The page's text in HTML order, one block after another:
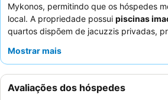
Mykonos, permitindo que os hóspedes
local. A propriedade possui piscinas
quartos dispõem de jacuzzis privadas,
serviço excecional
experiência melhorada, considere
vistas deslumbrantes para o mar
Mostrar mais
Avaliações dos hóspedes